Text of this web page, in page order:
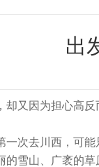
出
又因为担心高
次去川西，可
雪山、广袤的